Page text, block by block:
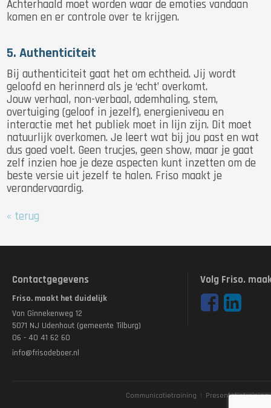
Achterhaald moet worden waar de emoties vandaan
komen en er controle over te krijgen.
5. Authenticiteit
Bij authenticiteit gaat het om echtheid. Jij wordt
geloofd en herinnerd als je ‘echt’ overkomt.
Jouw verhaal, non-verbaal, ademhaling, stem,
overtuiging (geloof in jezelf), energieniveau en
interactie met het publiek moet in lijn zijn. Dit moet
natuurlijk overkomen. Je leert wat bij jou past en wat
dus goed voelt. Geen trucjes, geen show, maar je gaat
zelf inzien hoe je deze aspecten kunt inzetten om de
beste versie uit jezelf te halen. Friso maakt je
verandervaardig.
« terug
Contactgegevens
Friso. maakt het duidelijk
Van Ginnekenweg 12
5071 NJ Udenhout (gemeente Tilburg)
06 - 40 41 62 60
info@frisodeboer.nl
Volg Friso.
Communicatietraining | Presentatietraining